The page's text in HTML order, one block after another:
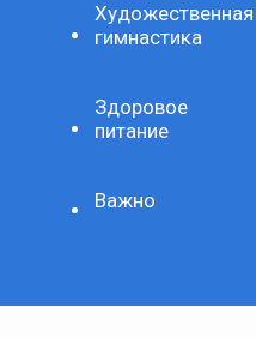
Художественная
гимнастика
Здоровое
питание
Важно